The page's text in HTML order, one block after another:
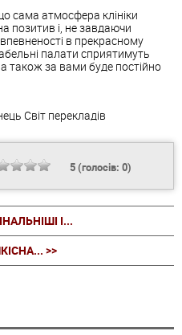
сама атмосфера клініки
позитив і, не завдаючи
в прекрасному
палати сприятимуть
також за вами буде постійно
Світ перекладів
5(голосів: 0)
І...
>>